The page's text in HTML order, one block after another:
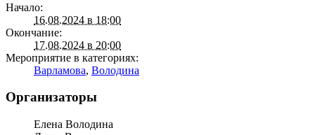
Начало:
16.08.2024 в 18:00
Окончание:
17.08.2024 в 20:00
Мероприятие в категориях:
Варламова, Володина
Организаторы
Елена Володина